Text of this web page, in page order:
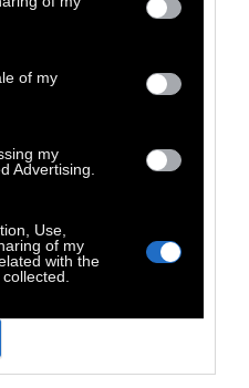
of my
my
Advertising.
Use,
of my
with the
Χειμώνας στη
και εργατικός Νιλς
του διατηρώντας
και τα βουνά
παγωμένο τοπίο